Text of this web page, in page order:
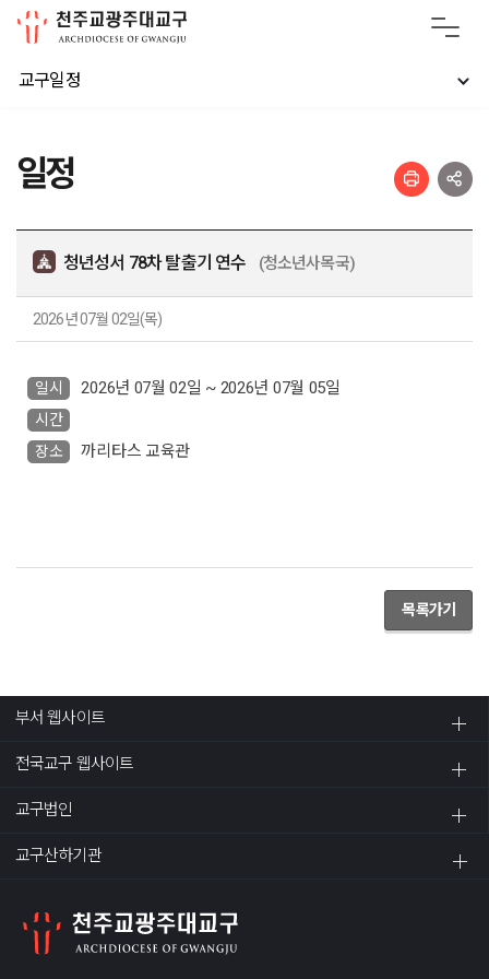
교구일정
일정
청년성서 78차 탈출기 연수 (청소년사목국)
2026년 07월 02일(목)
일시 2026년 07월 02일 ~ 2026년 07월 05일
시간
장소
까리타스 교육관
목록가기
부서 웹사이트
전국교구 웹사이트
교구법인
교구산하기관